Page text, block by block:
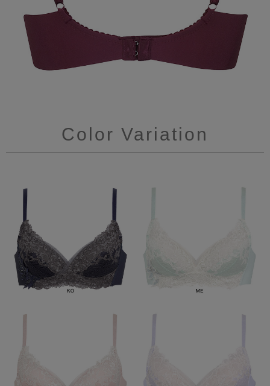
Color Variation